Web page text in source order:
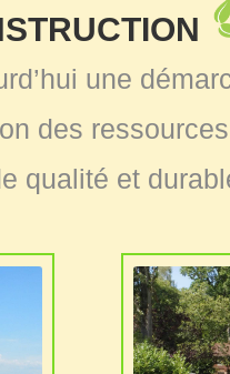
une
des
qualité et